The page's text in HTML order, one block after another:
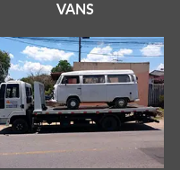
VANS